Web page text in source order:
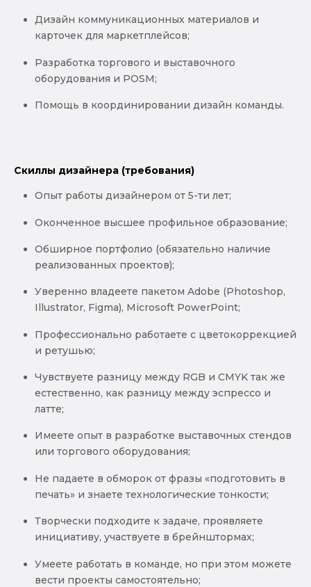
Дизайн коммуникационных материалов и
карточек для маркетплейсов;
Разработка торгового и выставочного
оборудования и POSM;
Помощь в координировании дизайн команды.
Скиллы дизайнера (требования)
Опыт работы дизайнером от 5-ти лет;
Оконченное высшее профильное образование;
Обширное портфолио (обязательно наличие
реализованных проектов);
Уверенно владеете пакетом Adobe (Photoshop,
Illustrator, Figma), Microsoft PowerPoint;
Профессионально работаете с цветокоррекцией
и ретушью;
Чувствуете разницу между RGB и CMYK так же
естественно, как разницу между эспрессо и
латте;
Имеете опыт в разработке выставочных стендов
или торгового оборудования;
Не падаете в обморок от фразы «подготовить в
печать» и знаете технологические тонкости;
Творчески подходите к задаче, проявляете
инициативу, участвуете в брейнштормах;
Умеете работать в команде, но при этом можете
вести проекты самостоятельно;